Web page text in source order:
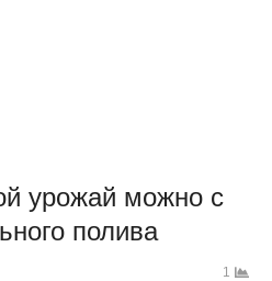
урожай можно с
полива
1